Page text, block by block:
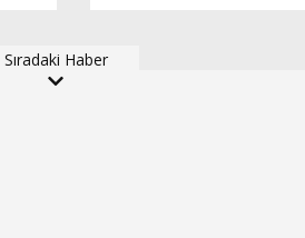
vermemiş kişiler
Sıradaki Haber